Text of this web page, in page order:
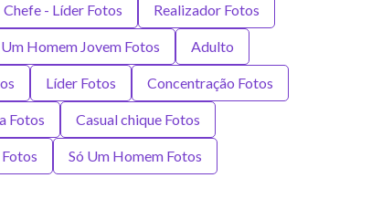
Chefe - Líder Fotos Realizador Fotos
Um Homem Jovem Fotos Adulto
Líder Fotos Concentração Fotos
Fotos Casual chique Fotos
Só Um Homem Fotos